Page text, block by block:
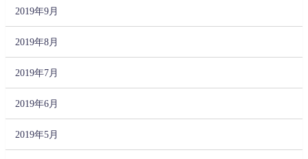
2019年9月
2019年8月
2019年7月
2019年6月
2019年5月